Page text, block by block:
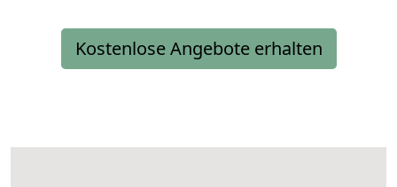
Kostenlose Angebote erhalten